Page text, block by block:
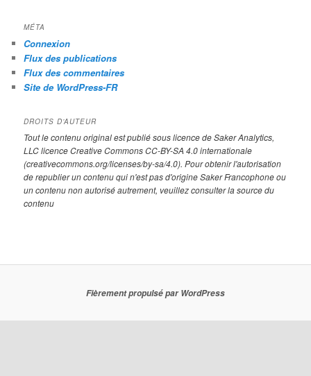
MÉTA
Connexion
Flux des publications
Flux des commentaires
Site de WordPress-FR
DROITS D’AUTEUR
Tout le contenu original est publié sous licence de Saker Analytics,
LLC licence Creative Commons CC-BY-SA 4.0 internationale
(creativecommons.org/licenses/by-sa/4.0). Pour obtenir l'autorisation
de republier un contenu qui n'est pas d'origine Saker Francophone ou
un contenu non autorisé autrement, veuillez consulter la source du
contenu
Fièrement propulsé par WordPress